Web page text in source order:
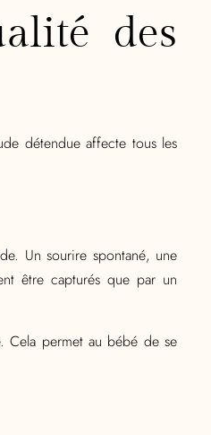
des
détendue affecte tous les
Un sourire spontané, une
être capturés que par un
Cela permet au bébé de se